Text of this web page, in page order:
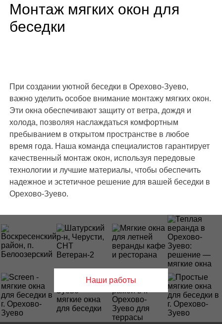
Монтаж мягких окон для
беседки
При создании уютной беседки в Орехово-Зуево,
важно уделить особое внимание монтажу мягких окон.
Эти окна обеспечивают защиту от ветра, дождя и
холода, позволяя наслаждаться комфортным
пребыванием в открытом пространстве в любое
время года. Наша команда специалистов гарантирует
качественный монтаж окон, используя передовые
технологии и лучшие материалы, чтобы обеспечить
надежное и эстетичное решение для вашей беседки в
Орехово-Зуево.
Наши работы